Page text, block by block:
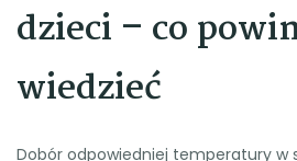
dzieci – co
wiedzieć
Dobór odpowiedniej temperatury w